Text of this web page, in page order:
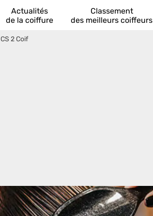
Actualités
de la coiffure
Classement
des meilleurs coiffeurs
CS 2 Coif